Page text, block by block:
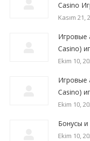
Сasino
Kasım 21,
Игровые
Casino)
Ekim 10,
Игровые
Casino)
Ekim 10,
Бонусы и
Ekim 10,